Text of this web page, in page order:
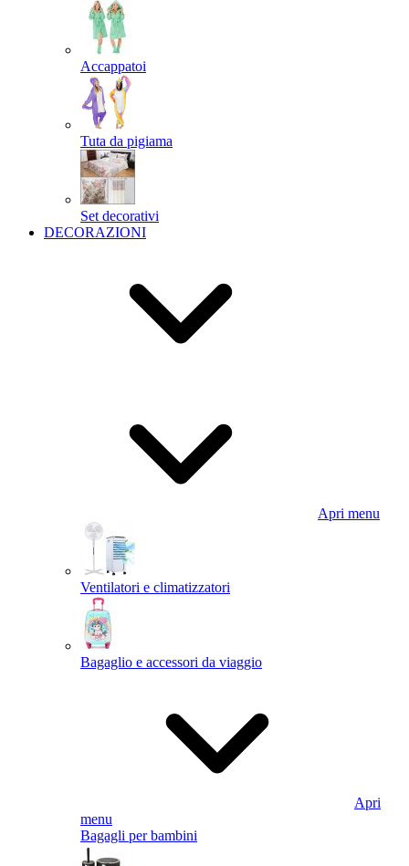
Accappatoi
Tuta da pigiama
Set decorativi
DECORAZIONI
Apri menu
Ventilatori e climatizzatori
Bagaglio e accessori da viaggio
Apri
menu
Bagagli per bambini